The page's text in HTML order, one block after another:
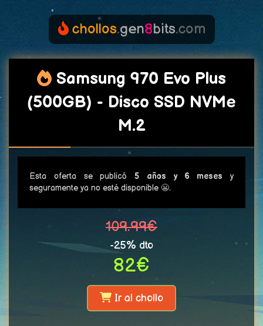
chollos.gen8bits.com
Samsung 970 Evo Plus
(500GB) - Disco SSD NVMe
M.2
Esta oferta se publicó5 años y 6 meses y
seguramente ya no esté disponible 😬.
109.99€
-25% dto
82€
Ir al chollo